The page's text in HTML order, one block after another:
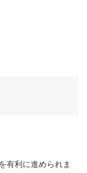
有利に進められま